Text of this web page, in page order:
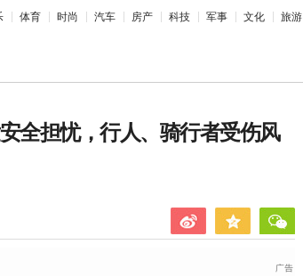
体育 时尚 汽车 房产 科技 军事 文化 旅游
全担忧，行人、骑行者受伤风